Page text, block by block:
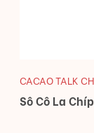
CACAO TALK
Sô Cô La